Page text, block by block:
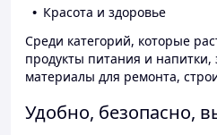
Красота и здоровье
Среди категорий, которые
продукты питания и
материалы для ремонта,
Удобно, безопасно,